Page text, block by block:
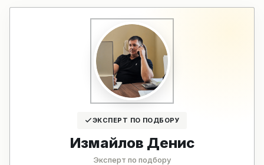
ЭКСПЕРТ ПО ПОДБОРУ
Измайлов Денис
Эксперт по подбору